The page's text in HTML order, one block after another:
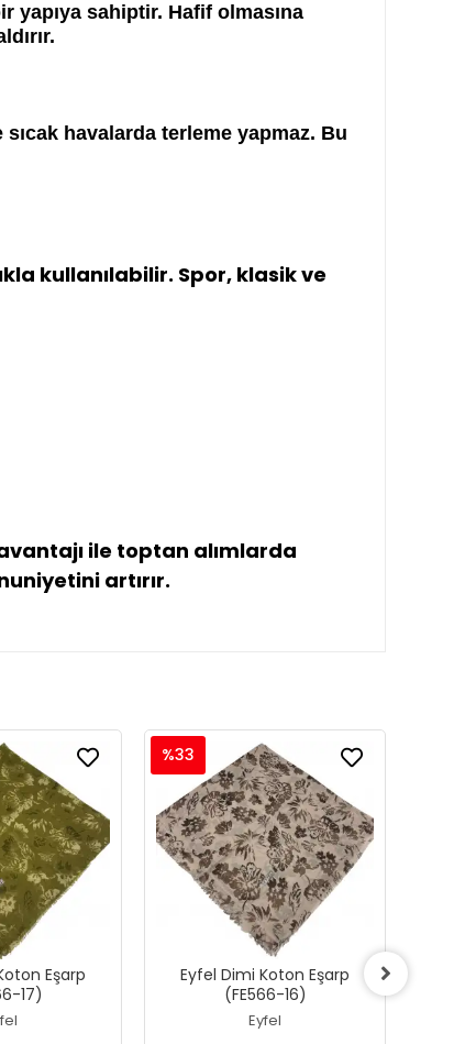
yapıya sahiptir. Hafif olmasına
havalarda terleme yapmaz. Bu
kullanılabilir. Spor, klasik ve
ile toptan alımlarda
artırır.
Eşarp
17)
Eyfel Dimi Koton Eşarp
(FE566-16)
Eyfel
%33